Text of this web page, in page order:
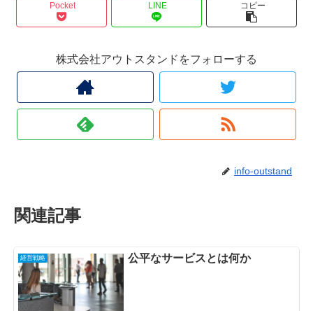
Pocket LINE コピー
株式会社アウトスタンドをフォローする
info-outstand
関連記事
経営戦略 公平なサービスとは何か